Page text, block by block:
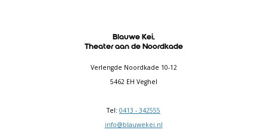
Blauwe Kei,
Theater aan de Noordkade
Verlengde Noordkade 10-12
5462 EH Veghel
Tel: 0413 - 342555
info@blauwekei.nl